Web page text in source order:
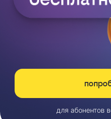
для абонентов